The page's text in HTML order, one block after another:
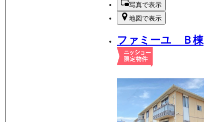
写真で表示
地図で表示
ファミーユ Ｂ棟